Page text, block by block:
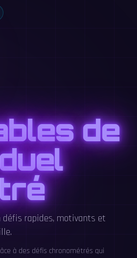
de
rapides, motivants et
à des défis chronométrés qui